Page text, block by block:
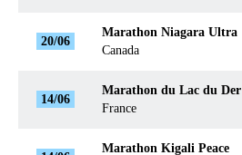
20/06
Marathon Niagara Ultra
Canada
14/06
Marathon du Lac du Der
France
Marathon Kigali Peace